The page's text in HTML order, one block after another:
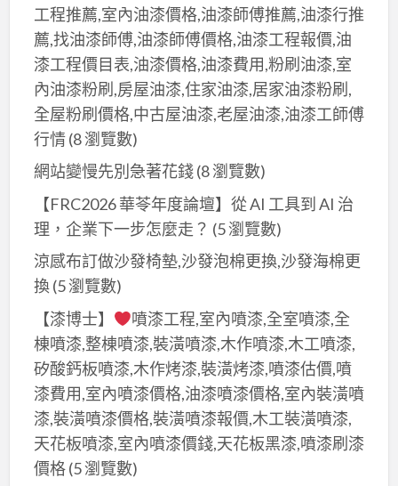
工程推薦,室內油漆價格,油漆師傅推薦,油漆行推
薦,找油漆師傅,油漆師傅價格,油漆工程報價,油
漆工程價目表,油漆價格,油漆費用,粉刷油漆,室
內油漆粉刷,房屋油漆,住家油漆,居家油漆粉刷,
全屋粉刷價格,中古屋油漆,老屋油漆,油漆工師傅
行情(8 瀏覽數)
網站變慢先別急著花錢(8 瀏覽數)
【FRC2026 華苓年度論壇】從 AI 工具到 AI 治
理，企業下一步怎麼走？ (5 瀏覽數)
涼感布訂做沙發椅墊,沙發泡棉更換,沙發海棉更
換(5 瀏覽數)
【漆博士】
噴漆工程,室內噴漆,全室噴漆,全
棟噴漆,整棟噴漆,裝潢噴漆,木作噴漆,木工噴漆,
矽酸鈣板噴漆,木作烤漆,裝潢烤漆,噴漆估價,噴
漆費用,室內噴漆價格,油漆噴漆價格,室內裝潢噴
漆,裝潢噴漆價格,裝潢噴漆報價,木工裝潢噴漆,
天花板噴漆,室內噴漆價錢,天花板黑漆,噴漆刷漆
價格(5 瀏覽數)